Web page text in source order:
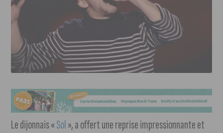
Le dijonnais «Sol», a offert une reprise impressionnante et